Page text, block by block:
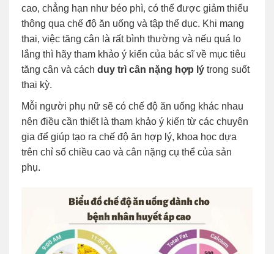
cao, chẳng hạn như béo phì, có thể được giảm thiểu
thông qua chế độ ăn uống và tập thể dục. Khi mang
thai, việc tăng cân là rất bình thường và nếu quá lo
lắng thì hãy tham khảo ý kiến của bác sĩ về mục tiêu
tăng cân và cách duy trì cân nặng hợp lý trong suốt
thai kỳ.
Mỗi người phụ nữ sẽ có chế độ ăn uống khác nhau
nên điều cần thiết là tham khảo ý kiến từ các chuyên
gia để giúp tạo ra chế độ ăn hợp lý, khoa học dựa
trên chỉ số chiều cao và cân nặng cụ thể của sản
phụ.